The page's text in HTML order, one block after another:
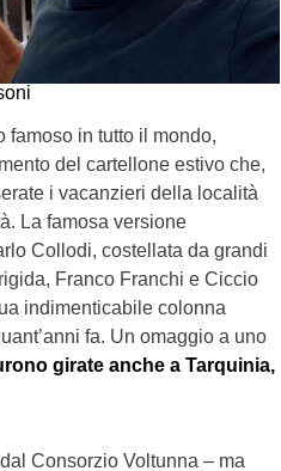
in tutto il mondo,
del cartellone estivo che,
i vacanzieri della località
La famosa versione
Collodi, costellata da grandi
Franco Franchi e Ciccio
indimenticabile colonna
fa. Un omaggio a uno
girate anche a Tarquinia,
Consorzio Voltunna – ma